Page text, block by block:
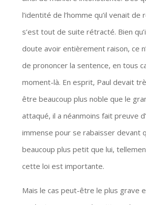
l’identité de l’homme qu’il venait de
s’est tout de suite rétracté. Bien
doute avoir entièrement raison, ce
de prononcer la sentence, en tous
moment-là. En esprit, Paul devait
être beaucoup plus noble que le
attaqué, il a néanmoins fait preuve
immense pour se rabaisser devant
beaucoup plus petit que lui,
cette loi est importante.
Mais le cas peut-être le plus grave